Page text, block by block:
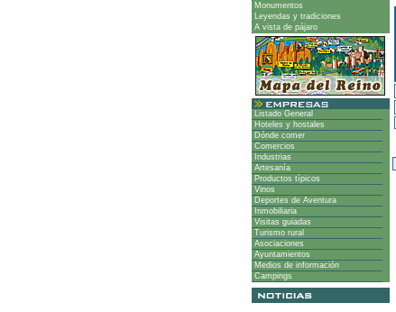
Monumentos
Leyendas y tradiciones
A vista de pájaro
Listado General
Hoteles y hostales
Dónde comer
Comercios
Industrias
Artesanía
Productos típicos
Vinos
Deportes de Aventura
Inmobiliaria
Visitas guiadas
Turismo rural
Asociaciones
Ayuntamientos
Medios de información
Campings